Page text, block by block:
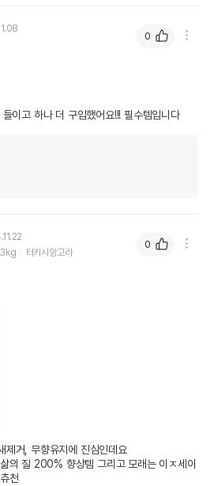
이고 하나 더 구입했어요!!! 필수템입니다
0
터키시앙고라
제거, 무향유지에 진심인데요
의 질 200% 향상템 그리고 모래는 이ㅈ세이
천
0